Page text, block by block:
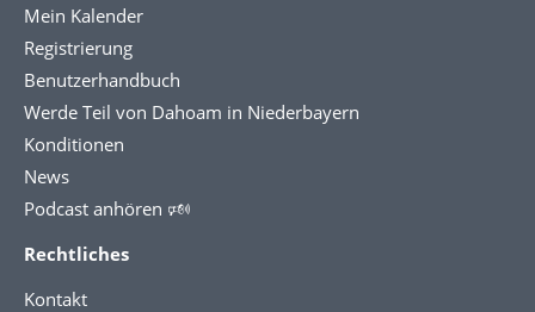
Mein Kalender
Registrierung
Benutzerhandbuch
Werde Teil von Dahoam in Niederbayern
Konditionen
News
Podcast anhören 🕬
Rechtliches
Kontakt